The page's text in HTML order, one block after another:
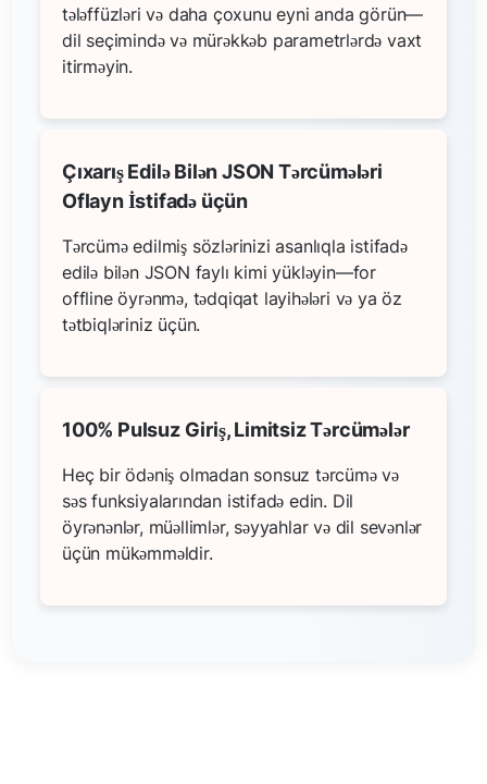
tələffüzləri və daha çoxunu eyni anda görün—
dil seçimində və mürəkkəb parametrlərdə vaxt
itirməyin.
Çıxarış Edilə Bilən JSON Tərcümələri
Oflayn İstifadə üçün
Tərcümə edilmiş sözlərinizi asanlıqla istifadə
edilə bilən JSON faylı kimi yükləyin—for
offline öyrənmə, tədqiqat layihələri və ya öz
tətbiqləriniz üçün.
100% Pulsuz Giriş, Limitsiz Tərcümələr
Heç bir ödəniş olmadan sonsuz tərcümə və
səs funksiyalarından istifadə edin. Dil
öyrənənlər, müəllimlər, səyyahlar və dil sevənlər
üçün mükəmməldir.